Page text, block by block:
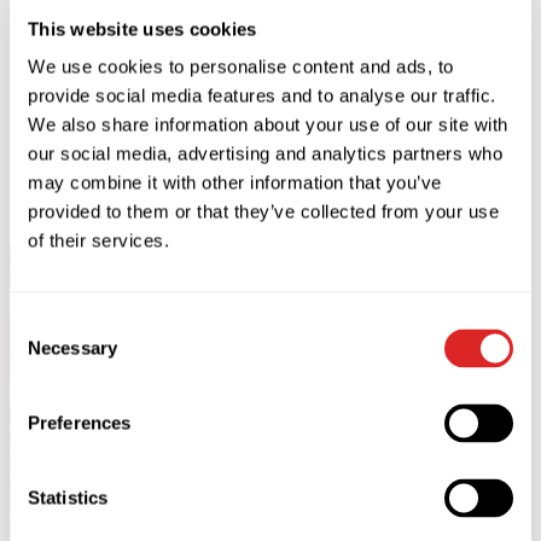
This website uses cookies
We use cookies to personalise content and ads, to
provide social media features and to analyse our traffic.
We also share information about your use of our site with
our social media, advertising and analytics partners who
may combine it with other information that you’ve
provided to them or that they’ve collected from your use
of their services.
Selection
Necessary
Preferences
Statistics
Comprar CERRAR
Descripción
Inicio 20:00. Puertas 19:00.
La duración del concierto es de 2 horas. Sin intermedio.
*No se permite la entrada al concierto a menores de 5 años.
*El público menor de 16 años podrá asistir al concierto sólo si
**Los espectadores de 16 a 18 años no acompañados por
adultos sólo podrán asistir al concierto con autorización escrita